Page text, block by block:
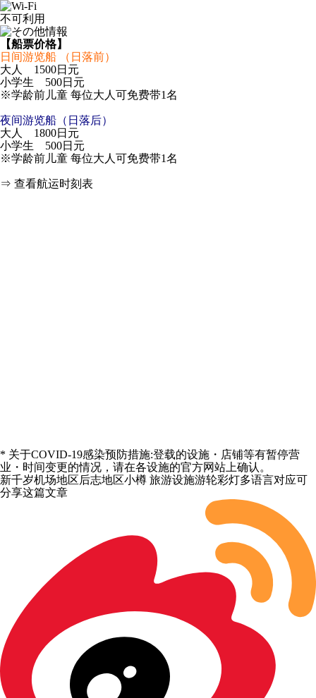
不可利用
【船票价格】
日间游览船 （日落前）
大人 1500日元
小学生 500日元
※学龄前儿童 每位大人可免费带1名
夜间游览船（日落后）
大人 1800日元
小学生 500日元
※学龄前儿童 每位大人可免费带1名
⇒ 查看航运时刻表
* 关于COVID-19感染预防措施:登载的设施・店铺等有暂停营
业・时间变更的情况，请在各设施的官方网站上确认。
新千岁机场地区后志地区小樽 旅游设施游轮彩灯多语言对应可
分享这篇文章